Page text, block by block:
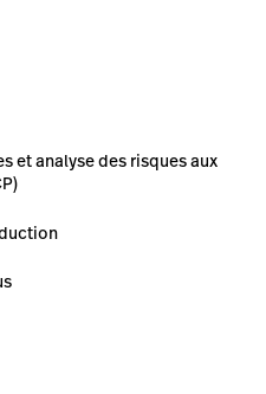
et analyse des risques aux